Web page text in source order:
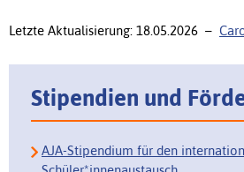
Letzte Aktualisierung: 18.05.2026 –
Stipendien und
AJA-Stipendium für den